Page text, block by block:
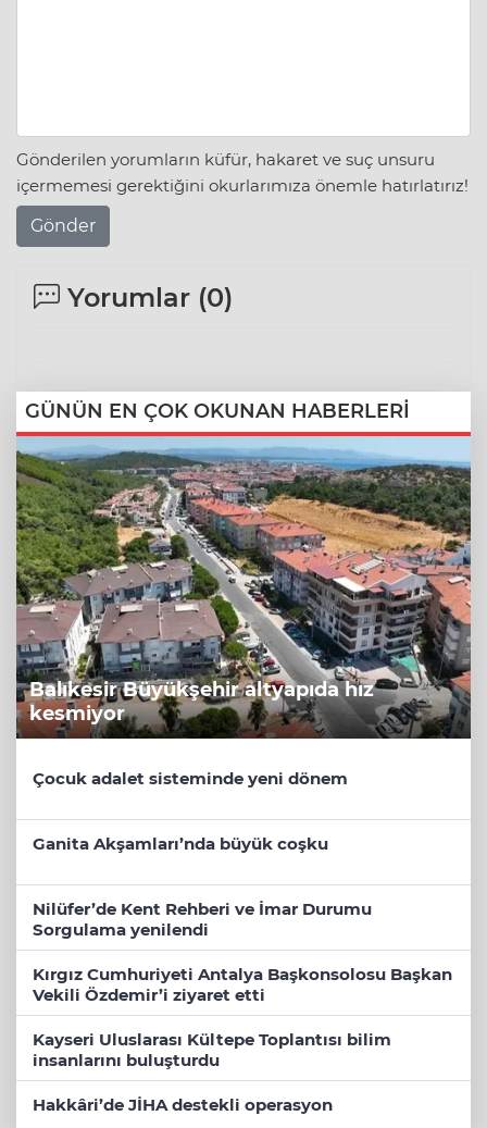
Gönderilen yorumların küfür, hakaret ve suç unsuru
içermemesi gerektiğini okurlarımıza önemle hatırlatırız!
Gönder
Yorumlar (0)
GÜNÜN EN ÇOK OKUNAN HABERLERİ
Balıkesir Büyükşehir altyapıda hız
kesmiyor
Çocuk adalet sisteminde yeni dönem
Ganita Akşamları’nda büyük coşku
Nilüfer’de Kent Rehberi ve İmar Durumu
Sorgulama yenilendi
Kırgız Cumhuriyeti Antalya Başkonsolosu Başkan
Vekili Özdemir’i ziyaret etti
Kayseri Uluslarası Kültepe Toplantısı bilim
insanlarını buluşturdu
Hakkâri’de JİHA destekli operasyon